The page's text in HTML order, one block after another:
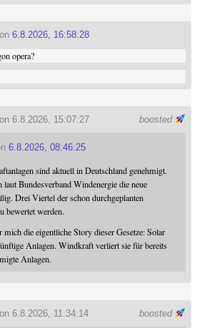
6.8.2026, 16:58:28
opera?
boosted
6.8.2026, 15:07:27
6.8.2026, 08:46:25
sind aktuell in Deutschland genehmigt.
laut Bundesverband Windenergie die neue
Drei Viertel der schon durchgeplanten
bewertet werden.
die eigentliche Story dieser Gesetze: Solar
Anlagen. Windkraft verliert sie für bereits
Anlagen.
boosted
6.8.2026, 11:34:14